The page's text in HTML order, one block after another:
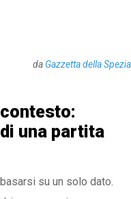
da Gazzetta della Spezia
una partita
su un solo dato.